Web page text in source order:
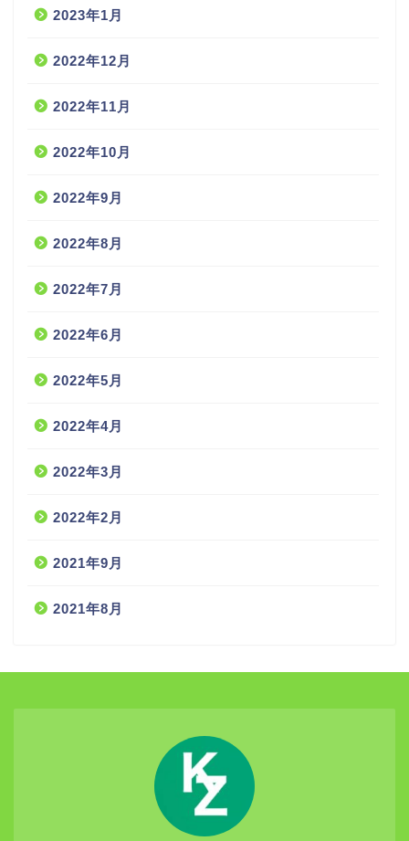
2023年1月
2022年12月
2022年11月
2022年10月
2022年9月
2022年8月
2022年7月
2022年6月
2022年5月
2022年4月
2022年3月
2022年2月
2021年9月
2021年8月